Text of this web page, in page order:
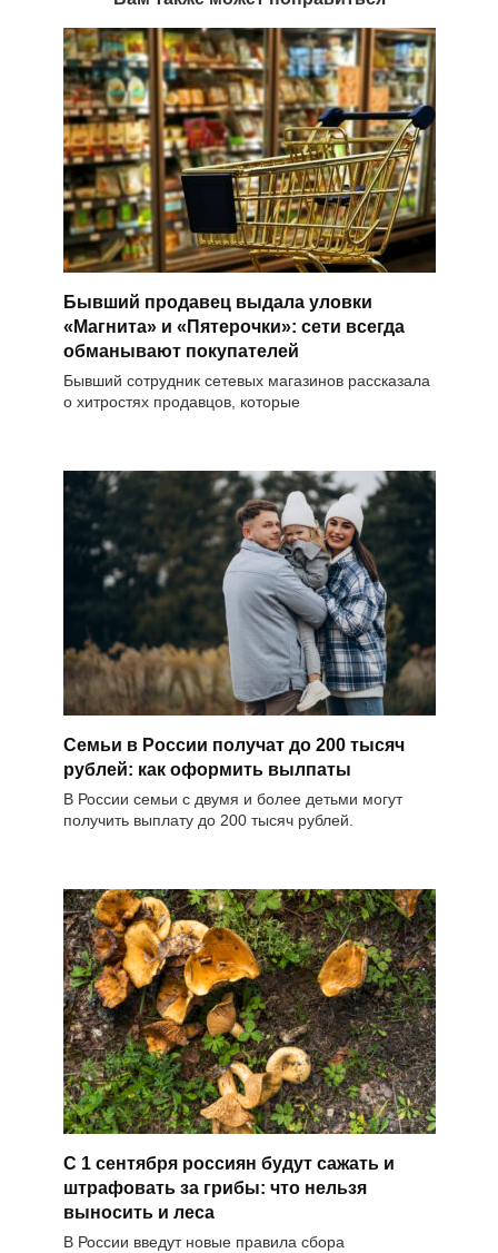
Бывший продавец выдала уловки
«Магнита» и «Пятерочки»: сети всегда
обманывают покупателей
Бывший сотрудник сетевых магазинов рассказала
о хитростях продавцов, которые
Семьи в России получат до 200 тысяч
рублей: как оформить вылпаты
В России семьи с двумя и более детьми могут
получить выплату до 200 тысяч рублей.
С 1 сентября россиян будут сажать и
штрафовать за грибы: что нельзя
выносить и леса
В России введут новые правила сбора